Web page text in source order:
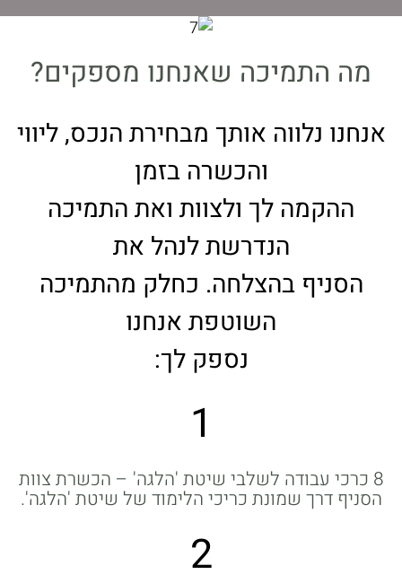
מה התמיכה שאנחנו מספקים?
אנחנו נלווה אותך מבחירת הנכס, ליווי
והכשרה בזמן
ההקמה לך ולצוות ואת התמיכה
הנדרשת לנהל את
הסניף בהצלחה. כחלק מהתמיכה
השוטפת אנחנו
נספק לך:
1
8 כרכי עבודה לשלבי שיטת 'הלגה' – הכשרת צוות
הסניף דרך שמונת כריכי הלימוד של שיטת 'הלגה'.
2